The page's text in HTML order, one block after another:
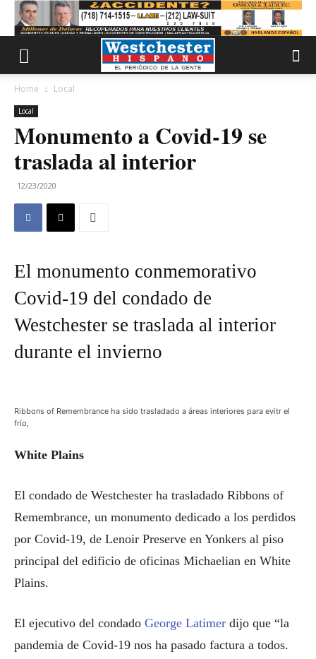
Home Local
Local
Monumento a Covid-19 se
traslada al interior
12/23/2020
El monumento conmemorativo
Covid-19 del condado de
Westchester se traslada al interior
durante el invierno
Ribbons of Remembrance ha sido trasladado a áreas interiores para evitr el
frío,
White Plains
El condado de Westchester ha trasladado Ribbons of
Remembrance, un monumento dedicado a los perdidos
por Covid-19, de Lenoir Preserve en Yonkers al piso
principal del edificio de oficinas Michaelian en White
Plains.
El ejecutivo del condado George Latimer dijo que “la
pandemia de Covid-19 nos ha pasado factura a todos.